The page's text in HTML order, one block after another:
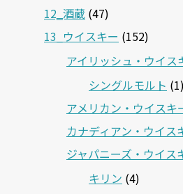
12‗酒蔵 (47)
13_ウイスキー (152)
アイリッシュ・ウイス
シングルモルト (1)
アメリカン・ウイスキ
カナディアン・ウイス
ジャパニーズ・ウイス
キリン (4)